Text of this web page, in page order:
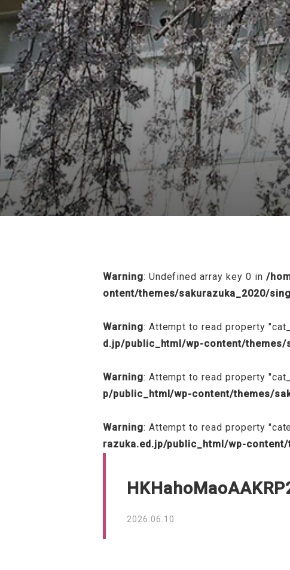
/home/sakurazuka/sakurazuka.ed.jp/
Warning: Undefined array key 0 in /
ontent/themes/sakurazuka_2020/
Warning: Attempt to read property
d.jp/public_html/wp-content/themes/
Warning: Attempt to read property
p/public_html/wp-content/themes/
Warning: Attempt to read property
razuka.ed.jp/public_html/wp-
2026.06.10